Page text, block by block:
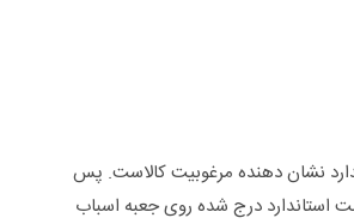
نشان دهنده مرغوبیت کالاست. پس
استاندارد درج شده روی جعبه اسباب